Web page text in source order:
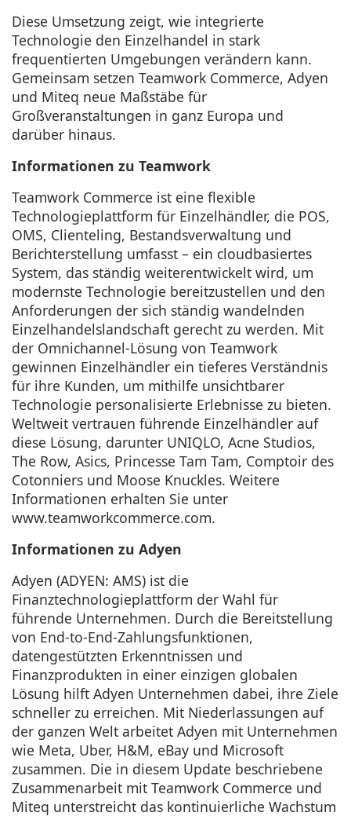
Diese Umsetzung zeigt, wie integrierte
Technologie den Einzelhandel in stark
frequentierten Umgebungen verändern kann.
Gemeinsam setzen Teamwork Commerce, Adyen
und Miteq neue Maßstäbe für
Großveranstaltungen in ganz Europa und
darüber hinaus.
Informationen zu Teamwork
Teamwork Commerce ist eine flexible
Technologieplattform für Einzelhändler, die POS,
OMS, Clienteling, Bestandsverwaltung und
Berichterstellung umfasst – ein cloudbasiertes
System, das ständig weiterentwickelt wird, um
modernste Technologie bereitzustellen und den
Anforderungen der sich ständig wandelnden
Einzelhandelslandschaft gerecht zu werden. Mit
der Omnichannel-Lösung von Teamwork
gewinnen Einzelhändler ein tieferes Verständnis
für ihre Kunden, um mithilfe unsichtbarer
Technologie personalisierte Erlebnisse zu bieten.
Weltweit vertrauen führende Einzelhändler auf
diese Lösung, darunter UNIQLO, Acne Studios,
The Row, Asics, Princesse Tam Tam, Comptoir des
Cotonniers und Moose Knuckles. Weitere
Informationen erhalten Sie unter
www.teamworkcommerce.com.
Informationen zu Adyen
Adyen (ADYEN: AMS) ist die
Finanztechnologieplattform der Wahl für
führende Unternehmen. Durch die Bereitstellung
von End-to-End-Zahlungsfunktionen,
datengestützten Erkenntnissen und
Finanzprodukten in einer einzigen globalen
Lösung hilft Adyen Unternehmen dabei, ihre Ziele
schneller zu erreichen. Mit Niederlassungen auf
der ganzen Welt arbeitet Adyen mit Unternehmen
wie Meta, Uber, H&M, eBay und Microsoft
zusammen. Die in diesem Update beschriebene
Zusammenarbeit mit Teamwork Commerce und
Miteq unterstreicht das kontinuierliche Wachstum